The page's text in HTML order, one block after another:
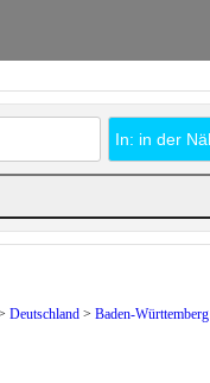
Deutschland > Baden-Württemberg